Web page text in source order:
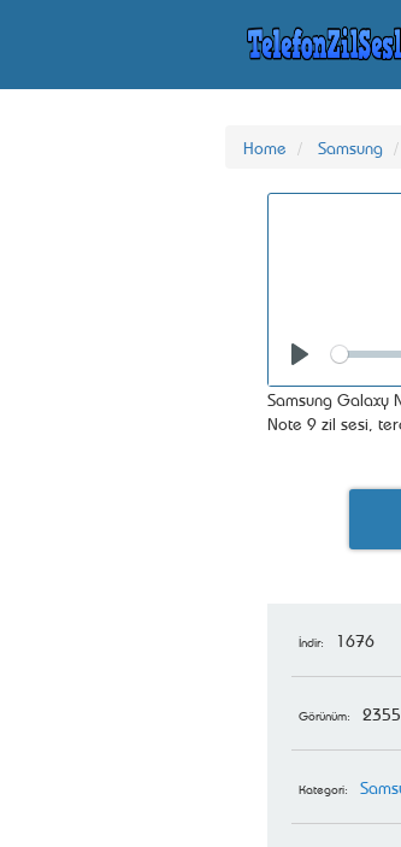
Home Samsung
Seek
Samsung Galaxy
Note 9 zil sesi,
İndir: 1676
Görünüm: 2355
Kategori: